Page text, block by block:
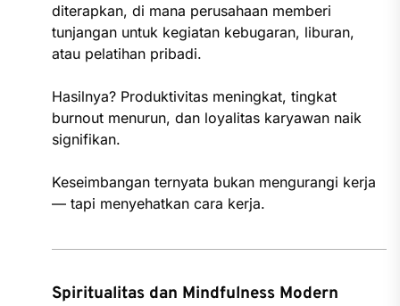
diterapkan, di mana perusahaan memberi
tunjangan untuk kegiatan kebugaran, liburan,
atau pelatihan pribadi.
Hasilnya? Produktivitas meningkat, tingkat
burnout menurun, dan loyalitas karyawan naik
signifikan.
Keseimbangan ternyata bukan mengurangi kerja
— tapi menyehatkan cara kerja.
Spiritualitas dan Mindfulness Modern